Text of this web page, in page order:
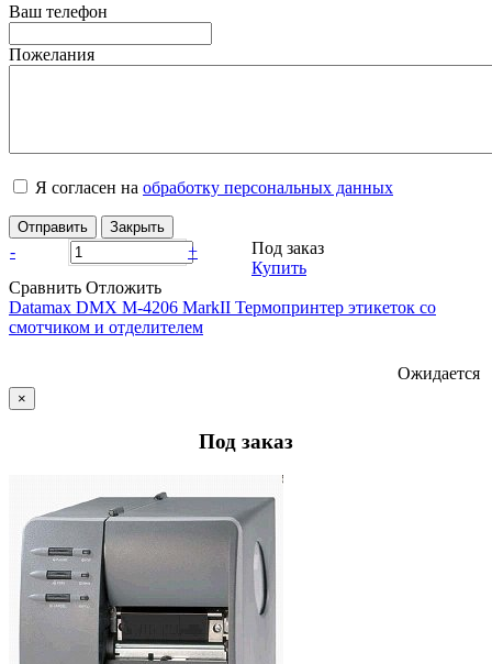
Ваш телефон
Пожелания
Я согласен на обработку персональных данных
Отправить Закрыть
- +
Под заказ
Купить
Сравнить Отложить
Datamax DMX M-4206 MarkII Термопринтер этикеток со
смотчиком и отделителем
Ожидается
×
Под заказ